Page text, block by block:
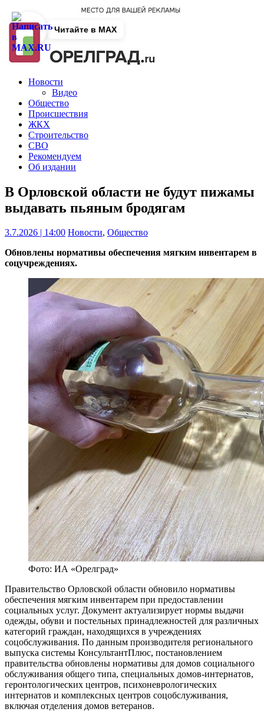
Новости
Видео
Общество
Происшествия
ЖКХ
Строительство
СВО
Рекомендуем
Об издании
В Орловской области не будут пижамы
выдавать пьяным бродягам
3.7.2026 | 14:00 Новости, Общество
Обновлены нормативы обеспечения мягким инвентарем в
соцучреждениях.
Фото: ИА «Орелград»
Правительство Орловской области обновило нормативы
обеспечения мягким инвентарем при предоставлении
социальных услуг. Документ актуализирует нормы выдачи
одежды, обуви и постельных принадлежностей для различных
категорий граждан, находящихся в учреждениях
соцобслуживания. По данным производителя регионального
выпуска системы КонсультантПлюс, постановлением
правительства обновлены нормативы для домов социального
обслуживания общего типа, специальных домов-интернатов,
геронтологических центров, психоневрологических
интернатов и комплексных центров соцобслуживания,
включая отделения домов ветеранов.
Читайте в MAX